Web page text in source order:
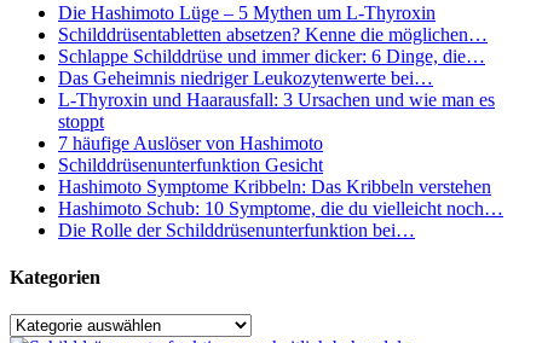
Die Hashimoto Lüge – 5 Mythen um L-Thyroxin
Schilddrüsentabletten absetzen? Kenne die möglichen…
Schlappe Schilddrüse und immer dicker: 6 Dinge, die…
Das Geheimnis niedriger Leukozytenwerte bei…
L-Thyroxin und Haarausfall: 3 Ursachen und wie man es
stoppt
7 häufige Auslöser von Hashimoto
Schilddrüsenunterfunktion Gesicht
Hashimoto Symptome Kribbeln: Das Kribbeln verstehen
Hashimoto Schub: 10 Symptome, die du vielleicht noch…
Die Rolle der Schilddrüsenunterfunktion bei…
Kategorien
Kategorien